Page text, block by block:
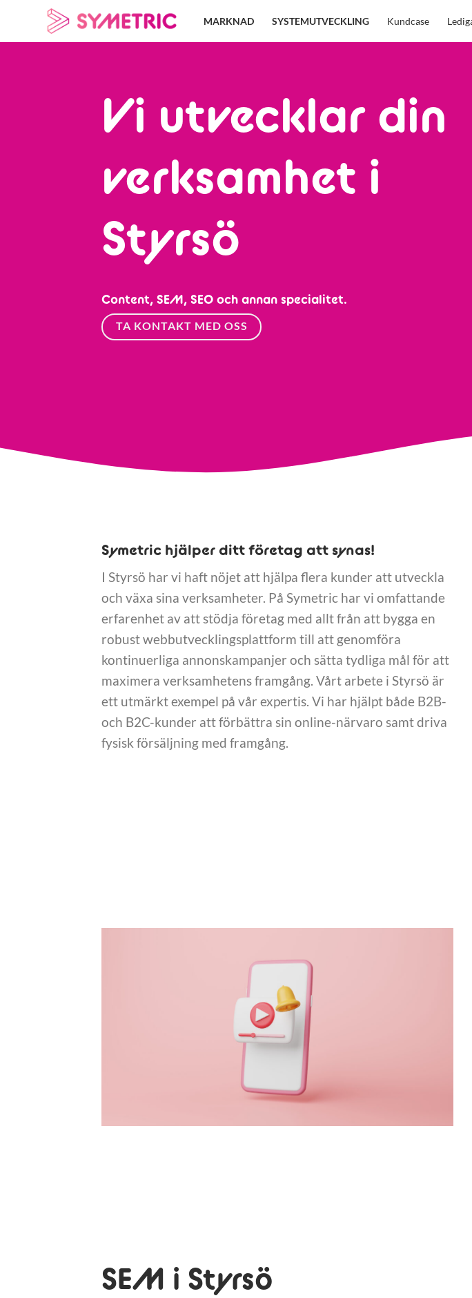
content
MARKNAD SYSTEMUTVECKLING Kundcase
Vi utvecklar din
verksamhet i
Styrsö
Content, SEM, SEO och annan specialitet.
TA KONTAKT MED OSS
Symetric hjälper ditt företag att synas!
I Styrsö har vi haft nöjet att hjälpa flera kunder att utveckla
och växa sina verksamheter. På Symetric har vi omfattande
erfarenhet av att stödja företag med allt från att bygga en
robust webbutvecklingsplattform till att genomföra
kontinuerliga annonskampanjer och sätta tydliga mål för att
maximera verksamhetens framgång. Vårt arbete i Styrsö är
ett utmärkt exempel på vår expertis. Vi har hjälpt både B2B-
och B2C-kunder att förbättra sin online-närvaro samt driva
fysisk försäljning med framgång.
SEM i Styrsö